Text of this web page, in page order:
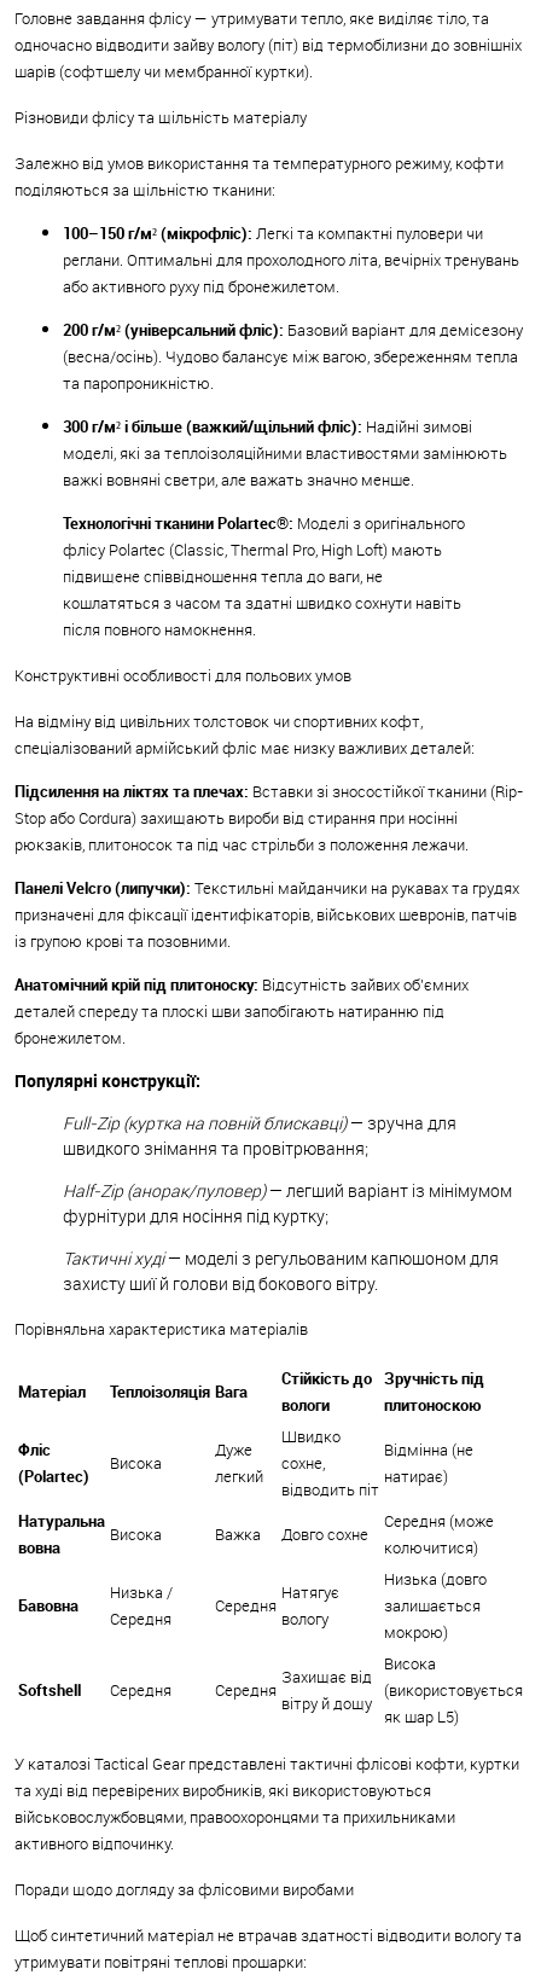
Головне завдання флісу — утримувати тепло, яке виділяє тіло, та
одночасно відводити зайву вологу (піт) від термобілизни до зовнішніх
шарів (софтшелу чи мембранної куртки).
Різновиди флісу та щільність матеріалу
Залежно від умов використання та температурного режиму, кофти
поділяються за щільністю тканини:
100–150 г/м² (мікрофліс): Легкі та компактні пуловери чи
реглани. Оптимальні для прохолодного літа, вечірніх тренувань
або активного руху під бронежилетом.
200 г/м² (універсальний фліс): Базовий варіант для демісезону
(весна/осінь). Чудово балансує між вагою, збереженням тепла
та паропроникністю.
300 г/м² і більше (важкий/щільний фліс): Надійні зимові
моделі, які за теплоізоляційними властивостями замінюють
важкі вовняні светри, але важать значно менше.
Технологічні тканини Polartec®: Моделі з оригінального
флісу Polartec (Classic, Thermal Pro, High Loft) мають
підвищене співвідношення тепла до ваги, не
кошлатяться з часом та здатні швидко сохнути навіть
після повного намокнення.
Конструктивні особливості для польових умов
На відміну від цивільних толстовок чи спортивних кофт,
спеціалізований армійський фліс має низку важливих деталей:
Підсилення на ліктях та плечах: Вставки зі зносостійкої тканини (Rip-
Stop або Cordura) захищають вироби від стирання при носінні
рюкзаків, плитоносок та під час стрільби з положення лежачи.
Панелі Velcro (липучки): Текстильні майданчики на рукавах та грудях
призначені для фіксації ідентифікаторів, військових шевронів, патчів
із групою крові та позовними.
Анатомічний крій під плитоноску: Відсутність зайвих об'ємних
деталей спереду та плоскі шви запобігають натиранню під
бронежилетом.
Популярні конструкції:
Full-Zip (куртка на повній блискавці)— зручна для
швидкого знімання та провітрювання;
Half-Zip (анорак/пуловер)— легший варіант із мінімумом
фурнітури для носіння під куртку;
Тактичні худі— моделі з регульованим капюшоном для
захисту шиї й голови від бокового вітру.
Порівняльна характеристика матеріалів
Матеріал Теплоізоляція Вага
Стійкість до
вологи
Зручність під
плитоноскою
Фліс
(Polartec)
Висока
Дуже
легкий
Швидко
сохне,
відводить піт
Відмінна (не
натирає)
Натуральна
вовна
Висока Важка Довго сохне
Середня (може
колючитися)
Бавовна
Низька /
Середня
Середня
Натягує
вологу
Низька (довго
залишається
мокрою)
Softshell Середня Середня
Захищає від
вітру й дощу
Висока
(використовується
як шар L5)
У каталозі Tactical Gear представлені тактичні флісові кофти, куртки
та худі від перевірених виробників, які використовуються
військовослужбовцями, правоохоронцями та прихильниками
активного відпочинку.
Поради щодо догляду за флісовими виробами
Щоб синтетичний матеріал не втрачав здатності відводити вологу та
утримувати повітряні теплові прошарки: